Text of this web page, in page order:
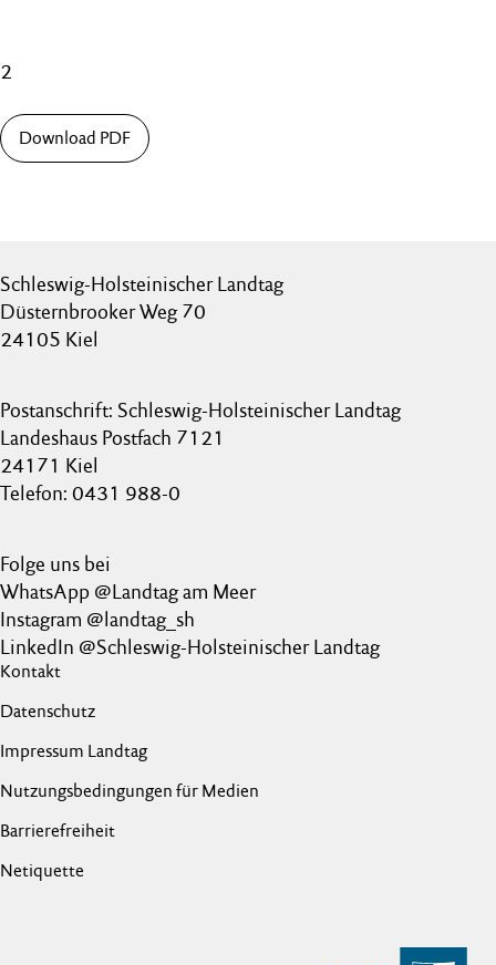
2
Download PDF
Schleswig-Holsteinischer Landtag
Düsternbrooker Weg 70
24105 Kiel
Postanschrift: Schleswig-Holsteinischer Landtag
Landeshaus Postfach 7121
24171 Kiel
Telefon: 0431 988-0
Folge uns bei
WhatsApp @Landtag am Meer
Instagram @landtag_sh
LinkedIn @Schleswig-Holsteinischer Landtag
Kontakt
Datenschutz
Impressum Landtag
Nutzungsbedingungen für Medien
Barrierefreiheit
Netiquette